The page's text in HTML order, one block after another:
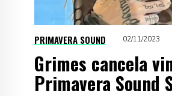
PRIMAVERA SOUND 02/11/2023
Grimes cancela
Primavera Sound